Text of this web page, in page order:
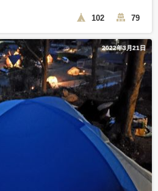
102 79
2022年3月21日